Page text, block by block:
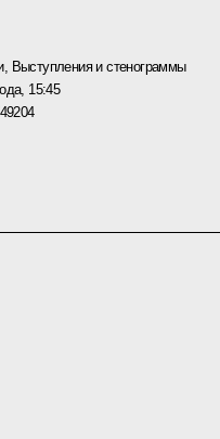
, Выступления и стенограммы
15:45